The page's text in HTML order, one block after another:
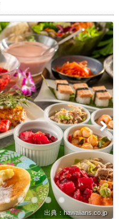
出典：hawaiians.co.jp